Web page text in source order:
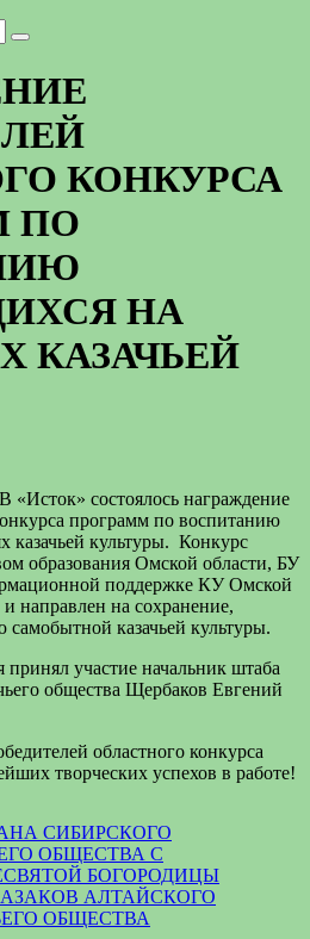
КОНКУРСА
ПО
НА
КАЗАЧЬЕЙ
«Исток» состоялось награждение
программ по воспитанию
казачьей культуры. Конкурс
образования Омской области, БУ
поддержке КУ Омской
направлен на сохранение,
самобытной казачьей культуры.
участие начальник штаба
общества Щербаков Евгений
областного конкурса
творческих успехов в работе!
СИБИРСКОГО
ОБЩЕСТВА С
БОГОРОДИЦЫ
АЛТАЙСКОГО
ОБЩЕСТВА